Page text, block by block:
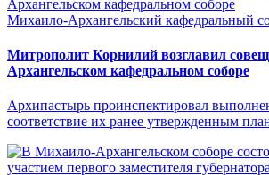
Михаило-Архангельский кафедральный
Митрополит Корнилий возглавил
Архангельском кафедральном соборе
Архипастырь проинспектировал
соответствие их ранее утвержденным